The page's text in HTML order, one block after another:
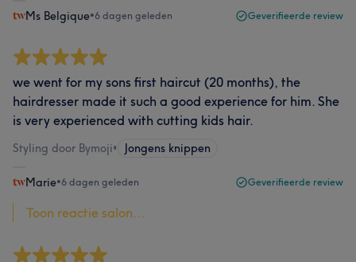
Ms Belgique•6 dagen geleden Geverifieerde review
we went for my sons first haircut (20 months), the
hairdresser made it such a good experience for him. She
is very experienced with cutting kids hair.
Styling door Bymoji• Jongens knippen
Marie•6 dagen geleden Geverifieerde review
Toon reactie salon...